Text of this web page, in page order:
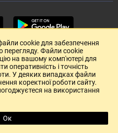
cookie для забезпечення
перегляду. Файли cookie
на вашому комп'ютері для
і точність
У деяких випадках файли
коректної роботи сайту.
на використання
Ок